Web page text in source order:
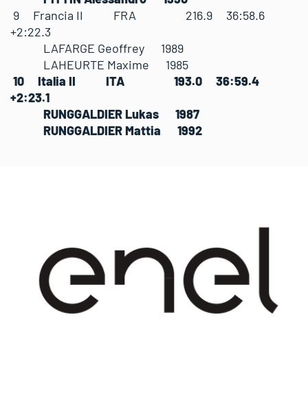
9 Francia II FRA 216.9 36:58.6
+2:22.3
LAFARGE Geoffrey 1989
LAHEURTE Maxime 1985
10 Italia II ITA 193.0 36:59.4
+2:23.1
RUNGGALDIER Lukas 1987
RUNGGALDIER Mattia 1992